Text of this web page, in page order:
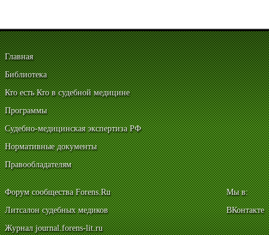
Главная
Библиотека
Кто есть Кто в судебной медицине
Программы
Судебно-медицинская экспертиза РФ
Нормативные документы
Правообладателям
Форум сообщества Forens.Ru
Литсалон судебных медиков
Журнал journal.forens-lit.ru
Мы в:
ВКонтакте